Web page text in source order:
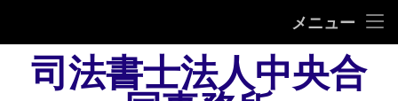
メニュー
相続
司法書士法人中央合